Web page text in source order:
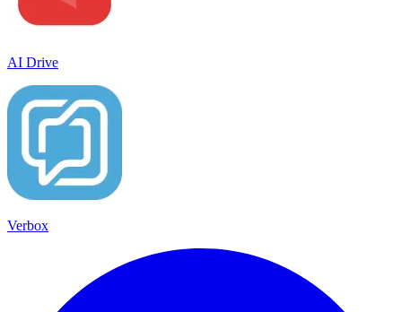
AI Drive
Verbox